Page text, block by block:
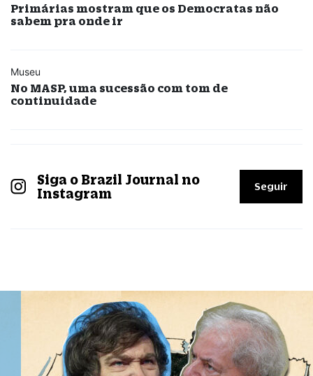
Primárias mostram que os Democratas não
sabem pra onde ir
Museu
No MASP, uma sucessão com tom de
continuidade
Siga o Brazil Journal no
Instagram
Seguir